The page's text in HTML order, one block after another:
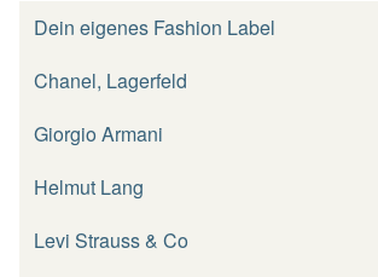
Dein eigenes Fashion Label
Chanel, Lagerfeld
Giorgio Armani
Helmut Lang
Levi Strauss & Co